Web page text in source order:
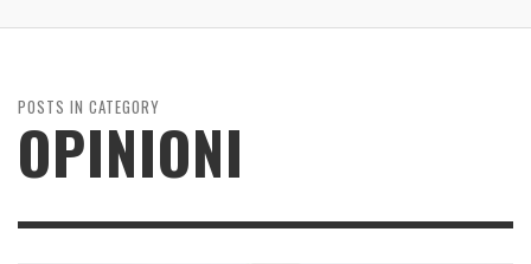
POSTS IN CATEGORY
OPINIONI